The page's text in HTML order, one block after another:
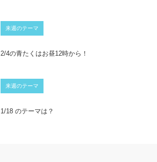
来週のテーマ
2/4の青たくはお昼12時から！
来週のテーマ
1/18 のテーマは？